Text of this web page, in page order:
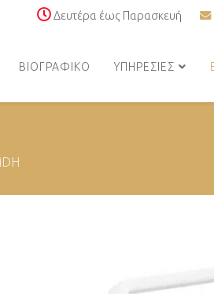
Δευτέρα έως Παρασκευή
ΒΙΟΓΡΑΦΙΚΟ ΥΠΗΡΕΣΙΕΣ